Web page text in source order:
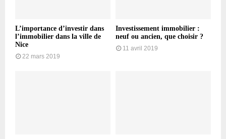
L’importance d’investir dans
l’immobilier dans la ville de
Nice
22 mars 2019
Investissement immobilier :
neuf ou ancien, que choisir ?
11 avril 2019